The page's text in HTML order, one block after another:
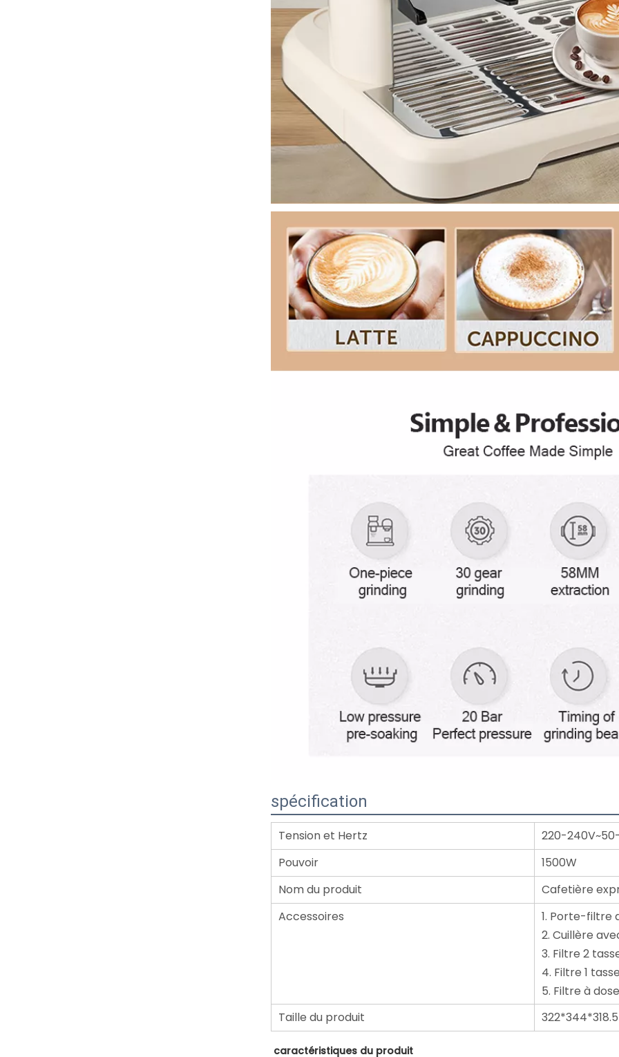
spécification
Tension et Hertz
220-
Pouvoir
1500W
Nom du produit
Cafetière
Accessoires
1. Porte-filtre
2. Cuillère
3. Filtre 2
4. Filtre 1 tasse
5. Filtre à
Taille du produit
caractéristiques du produit